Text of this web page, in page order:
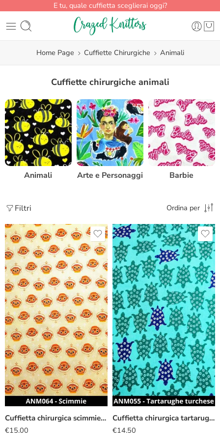
E tu, quale cuffietta sceglierai oggi?
Home Page Cuffiette Chirurgiche Animali
Cuffiette chirurgiche animali
Animali Arte e Personaggi Barbie
Filtri Ordina per
Cuffietta chirurgica scimmiette
€15.00
Cuffietta chirurgica tartarughe turchese
€14.50